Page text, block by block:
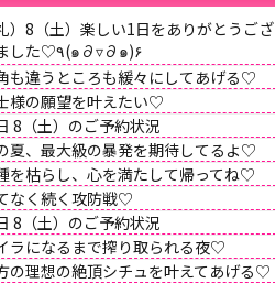
）8（土）楽しい1日をありがとうござ
いました♡٩(๑∂▿∂๑)۶
も違うところも緩々にしてあげる♡
様の願望を叶えたい♡
8（土）のご予約状況
夏、最大級の暴発を期待してるよ♡
を枯らし、心を満たして帰ってね♡
なく続く攻防戦♡
8（土）のご予約状況
ラになるまで搾り取られる夜♡
の理想の絶頂シチュを叶えてあげる♡